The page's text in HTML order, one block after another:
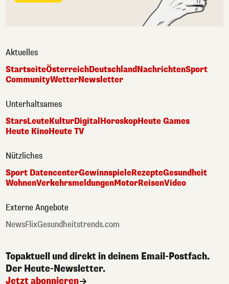
Aktuelles
StartseiteÖsterreichDeutschlandNachrichtenSport
CommunityWetterNewsletter
Unterhaltsames
StarsLeuteKulturDigital HoroskopHeute Games
Heute KinoHeute TV
Nützliches
Sport DatencenterGewinnspieleRezepteGesundheit
WohnenVerkehrsmeldungenMotorReisenVideo
Externe Angebote
NewsFlixGesundheitstrends.com
Topaktuell und direkt in deinem Email-Postfach.
Der Heute-Newsletter.
Jetzt abonnieren